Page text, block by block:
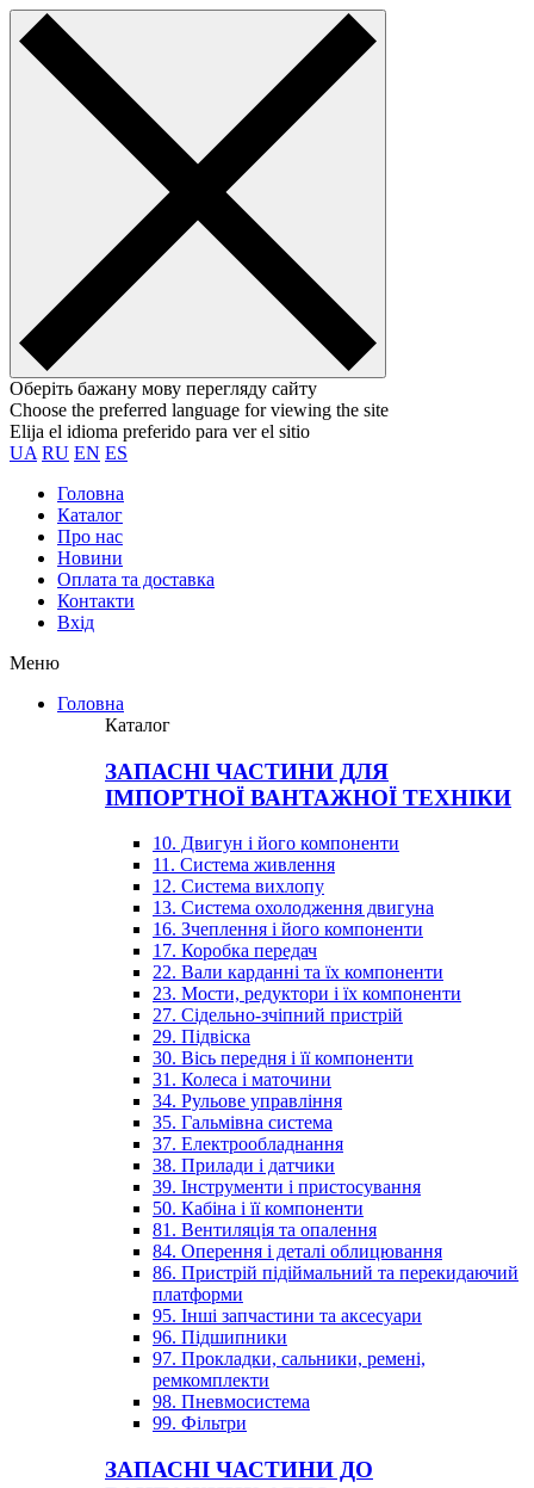
Оберіть бажану мову перегляду сайту
Choose the preferred language for viewing the site
Elija el idioma preferido para ver el sitio
UA RU EN ES
Головна
Каталог
Про нас
Новини
Оплата та доставка
Контакти
Вхiд
Меню
Головна
Каталог
ЗАПАСНІ ЧАСТИНИ ДЛЯ
ІМПОРТНОЇ ВАНТАЖНОЇ ТЕХНІКИ
10. Двигун і його компоненти
11. Система живлення
12. Система вихлопу
13. Система охолодження двигуна
16. Зчеплення і його компоненти
17. Коробка передач
22. Вали карданні та їх компоненти
23. Мости, редуктори і їх компоненти
27. Сідельно-зчіпний пристрій
29. Підвіска
30. Вісь передня і її компоненти
31. Колеса і маточини
34. Рульове управління
35. Гальмівна система
37. Електрообладнання
38. Прилади і датчики
39. Інструменти і пристосування
50. Кабіна і її компоненти
81. Вентиляція та опалення
84. Оперення і деталі облицювання
86. Пристрій підіймальний та перекидаючий
платформи
95. Інші запчастини та аксесуари
96. Підшипники
97. Прокладки, сальники, ремені,
ремкомплекти
98. Пневмосистема
99. Фільтри
ЗАПАСНІ ЧАСТИНИ ДО